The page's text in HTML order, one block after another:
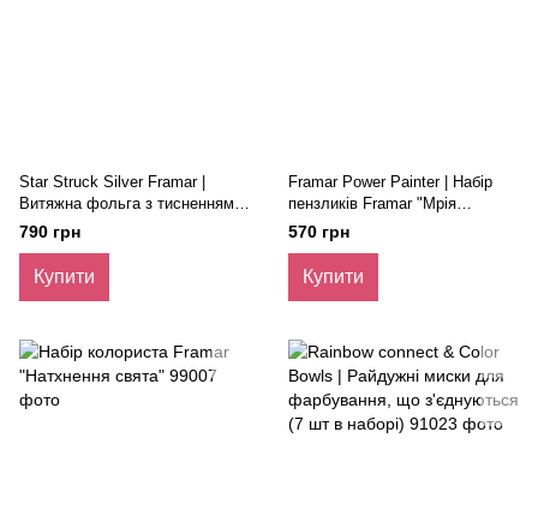
Star Struck Silver Framar |
Витяжна фольга з тисненням
(500 листів 12,5 х 28 см)
790 грн
Купити
Framar Power Painter | Набір
пензликів Framar "Мрія
колориста" (2 шт.)
570 грн
Купити